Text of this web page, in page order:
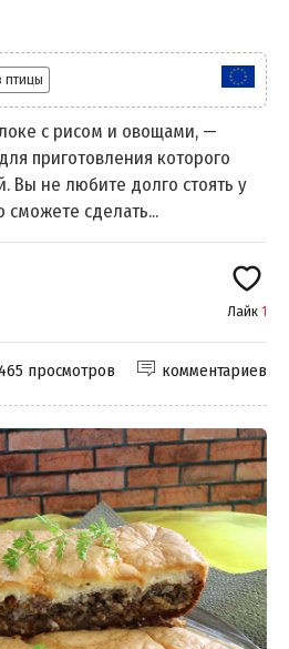
птицы
с рисом и овощами, —
приготовления которого
Вы не любите долго стоять у
сможете сделать...
Лайк 1
комментариев
просмотров